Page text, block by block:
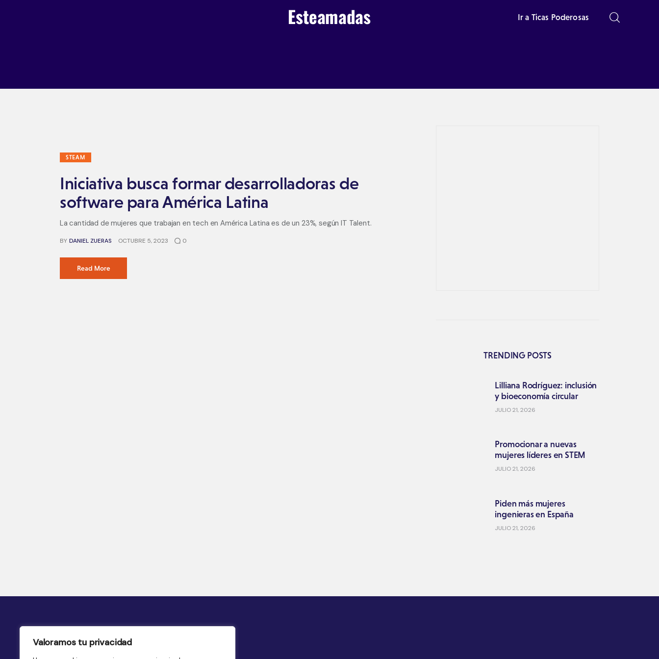
Valoramos tu privacidad
Ir a Ticas Poderosas
STEAM
Iniciativa busca formar desarrolladoras de
software para América Latina
La cantidad de mujeres que trabajan en tech en América Latina es de un 23%, según IT Talent.
BY DANIEL ZUERAS OCTUBRE 5, 2023 0
Read More
TRENDING POSTS
Lilliana Rodríguez: inclusión
y bioeconomía circular
JULIO 21, 2026
Promocionar a nuevas
mujeres líderes en STEM
JULIO 21, 2026
Piden más mujeres
ingenieras en España
JULIO 21, 2026